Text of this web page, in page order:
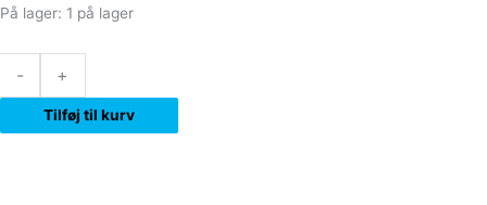
På lager: 1 på lager
- +
Tilføj til kurv